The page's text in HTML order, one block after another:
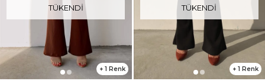
TÜKENDI
1
TÜKENDI
1